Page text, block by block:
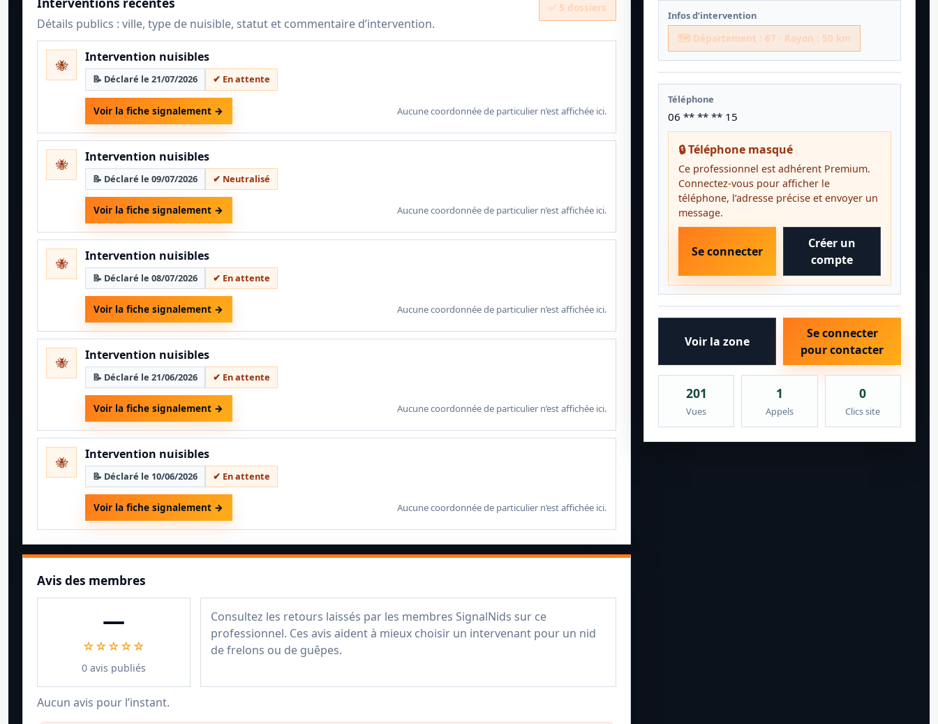
Détails publics : ville, type de nuisible, statut et commentaire d’intervention.
✅ 5 dossiers
🐝
Intervention nuisibles
📝 Déclaré le 21/07/2026 ✔ En attente
Voir la fiche signalement → Aucune coordonnée de particulier n’est affichée ici.
🐝
Intervention nuisibles
📝 Déclaré le 09/07/2026 ✔ Neutralisé
Voir la fiche signalement → Aucune coordonnée de particulier n’est affichée ici.
🐝
Intervention nuisibles
📝 Déclaré le 08/07/2026 ✔ En attente
Voir la fiche signalement → Aucune coordonnée de particulier n’est affichée ici.
🐝
Intervention nuisibles
📝 Déclaré le 21/06/2026 ✔ En attente
Voir la fiche signalement → Aucune coordonnée de particulier n’est affichée ici.
🐝
Intervention nuisibles
📝 Déclaré le 10/06/2026 ✔ En attente
Voir la fiche signalement → Aucune coordonnée de particulier n’est affichée ici.
Avis des membres
—
☆☆☆☆☆
0 avis publiés
Consultez les retours laissés par les membres SignalNids sur ce
professionnel. Ces avis aident à mieux choisir un intervenant pour un nid
de frelons ou de guêpes.
Aucun avis pour l’instant.
Infos d’intervention
🗺️ Département : 67 · Rayon : 50 km
Téléphone
06 ** ** ** 15
🔒 Téléphone masqué
Ce professionnel est adhérent Premium.
Connectez-vous pour afficher le
téléphone, l’adresse précise et envoyer un
message.
Se connecter
Créer un
compte
Voir la zone
Se connecter
pour contacter
201
Vues
1
Appels
0
Clics site